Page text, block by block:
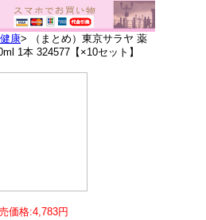
康> （まとめ）東京サラヤ 薬
1本 324577【×10セット】
価格:4,783円